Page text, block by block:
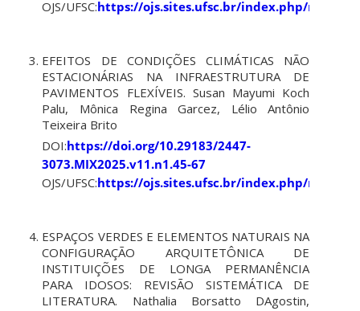
OJS/UFSC:https://ojs.sites.ufsc.br/index.php/
EFEITOS DE CONDIÇÕES CLIMÁTICAS NÃO
ESTACIONÁRIAS NA INFRAESTRUTURA DE
PAVIMENTOS FLEXÍVEIS. Susan Mayumi Koch
Palu, Mônica Regina Garcez, Lélio Antônio
Teixeira Brito
DOI:https://doi.org/10.29183/2447-
3073.MIX2025.v11.n1.45-67
OJS/UFSC:https://ojs.sites.ufsc.br/index.php/
ESPAÇOS VERDES E ELEMENTOS NATURAIS NA
CONFIGURAÇÃO ARQUITETÔNICA DE
INSTITUIÇÕES DE LONGA PERMANÊNCIA
PARA IDOSOS: REVISÃO SISTEMÁTICA DE
LITERATURA. Nathalia Borsatto DAgostin,